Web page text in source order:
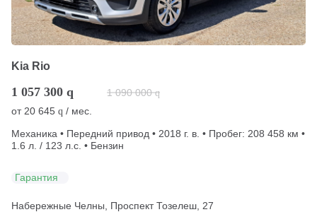
Kia Rio
1 057 300 q 1 090 000 q
от 20 645 q / мес.
Механика • Передний привод • 2018 г. в. • Пробег: 208 458 км •
1.6 л. / 123 л.с. • Бензин
Гарантия
Набережные Челны, Проспект Тозелеш, 27